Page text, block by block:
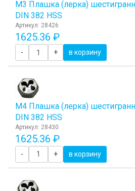
М3 Плашка (лерка)
DIN 382 HSS
Артикул: 28426
1625.36 ₽
- + в корзину
М4 Плашка (лерка)
DIN 382 HSS
Артикул: 28430
1625.36 ₽
- + в корзину